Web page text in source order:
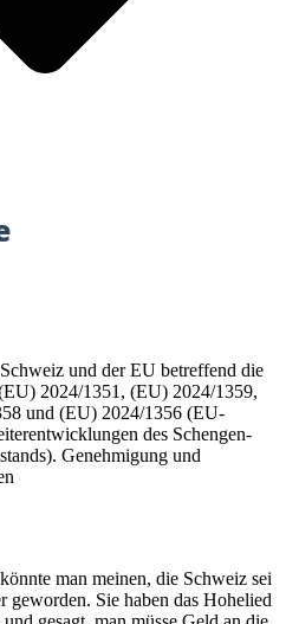
und der EU betreffend die
2024/1351, (EU) 2024/1359,
und (EU) 2024/1356 (EU-
des Schengen-
Genehmigung und
man meinen, die Schweiz sei
geworden. Sie haben das Hohelied